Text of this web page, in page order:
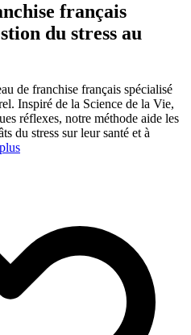
français
du stress au
de franchise français spécialisé
Inspiré de la Science de la Vie,
réflexes, notre méthode aide les
du stress sur leur santé et à